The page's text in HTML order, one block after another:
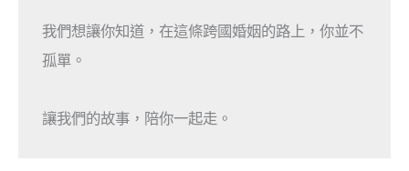
我們想讓你知道，在這條跨國婚姻的路上，你並不
孤單。
讓我們的故事，陪你一起走。